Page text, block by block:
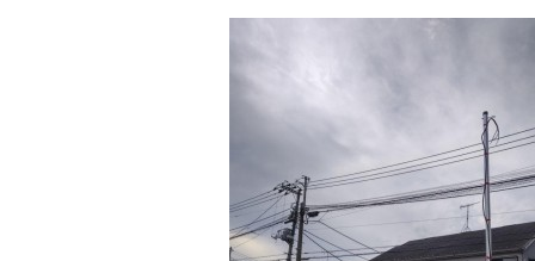
a
e
b
o
o
k
n